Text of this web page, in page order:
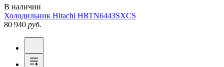
В наличии
Холодильник Hitachi HRTN6443SXCS
80 940 руб.